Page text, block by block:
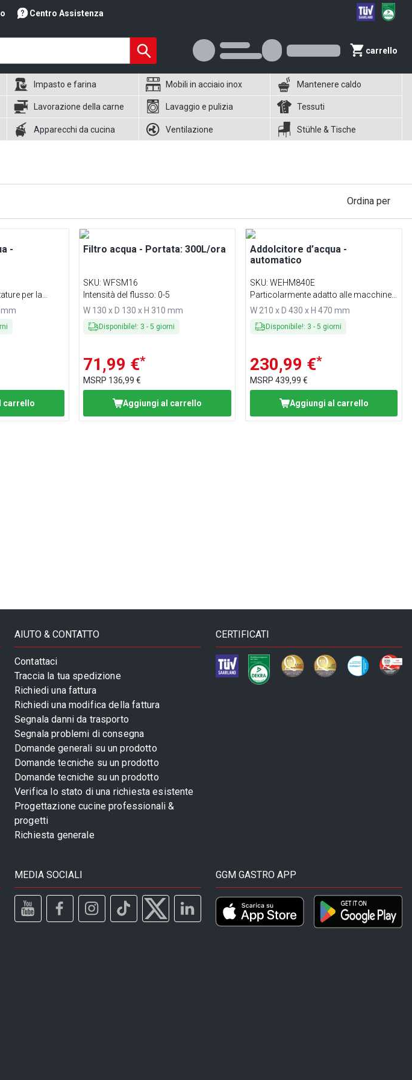
Centro Assistenza
carrello
Impasto e farina Mobili in acciaio inox Mantenere caldo
Lavorazione della carne Lavaggio e pulizia Tessuti
Apparecchi da cucina Ventilazione Stühle & Tische
Ordina per
-
per la
mm
carrello
Filtro acqua - Portata: 300L/ora
SKU:WFSM16
Intensità del flusso: 0-5
W 130 x D 130 x H 310 mm
Disponibile!: 3 -5 giorni
71,99 €*
MSRP 136,99 €
Aggiungi al carrello
Addolcitore d’acqua -
automatico
SKU: WEHM840E
Particolarmente adatto alle macchine
da caffè
W 210 x D 430 x H 470 mm
Disponibile!: 3 - 5 giorni
230,99 €*
MSRP 439,99 €
Aggiungi al carrello
AIUTO & CONTATTO
Contattaci
Traccia la tua spedizione
Richiedi una fattura
Richiedi una modifica della fattura
Segnala danni da trasporto
Segnala problemi di consegna
Domande generali su un prodotto
Domande tecniche su un prodotto
Domande tecniche su un prodotto
Verifica lo stato di una richiesta esistente
Progettazione cucine professionali &
progetti
Richiesta generale
CERTIFICATI
MEDIA SOCIALI GGM GASTRO APP